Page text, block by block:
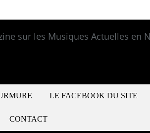
LE FACEBOOK DU SITE
CONTACT